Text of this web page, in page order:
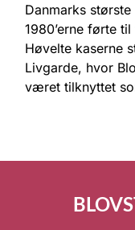
Danmarks
1980’erne førte
Høvelte kaserne
Livgarde, hvor
været tilknyttet